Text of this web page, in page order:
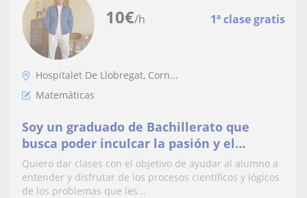
10€/h 1ª clase gratis
Hospitalet De Llobregat, Corn...
Matemáticas
Soy un graduado de Bachillerato que
busca poder inculcar la pasión y el
conocimiento de la ciencias y lo básico de
las lenguas
Quiero dar clases con el objetivo de ayudar al alumno a
entender y disfrutar de los procesos científicos y lógicos
de los problemas que les...